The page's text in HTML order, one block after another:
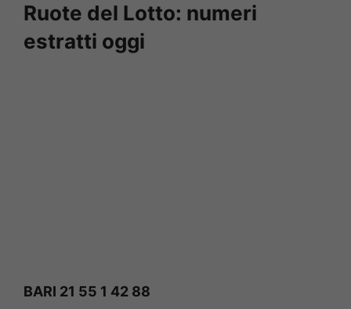
Ruote del Lotto: numeri
estratti oggi
BARI 21 55 1 42 88